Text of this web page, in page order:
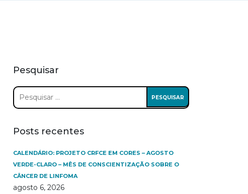
Pesquisar
Pesquisar
por:
Posts recentes
CALENDÁRIO: PROJETO CRFCE EM CORES – AGOSTO
VERDE-CLARO – MÊS DE CONSCIENTIZAÇÃO SOBRE O
CÂNCER DE LINFOMA
agosto 6, 2026